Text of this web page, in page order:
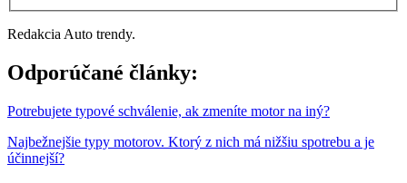
Redakcia Auto trendy.
Odporúčané články:
Potrebujete typové schválenie, ak zmeníte motor na iný?
Najbežnejšie typy motorov. Ktorý z nich má nižšiu spotrebu a je
účinnejší?